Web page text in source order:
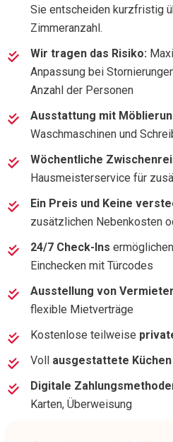
Sie entscheiden kurzfristig
Zimmeranzahl.
Wir tragen das Risiko:
Anpassung bei
Anzahl der Personen
Ausstattung mit
Waschmaschinen und
Wöchentliche
Hausmeisterservice für
Ein Preis und Keine
zusätzlichen Nebenkosten
24/7 Check-Ins
Einchecken mit Türcodes
Ausstellung von
flexible Mietverträge
Kostenlose teilweise
Voll ausgestattete Küchen
Digitale
Karten, Überweisung